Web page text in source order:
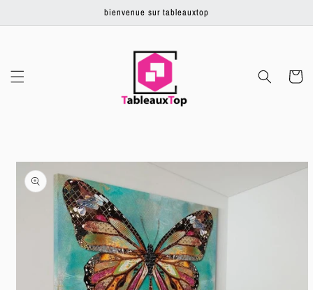
contenu
bienvenue sur tableauxtop
Panier
Passer aux
informations
produits